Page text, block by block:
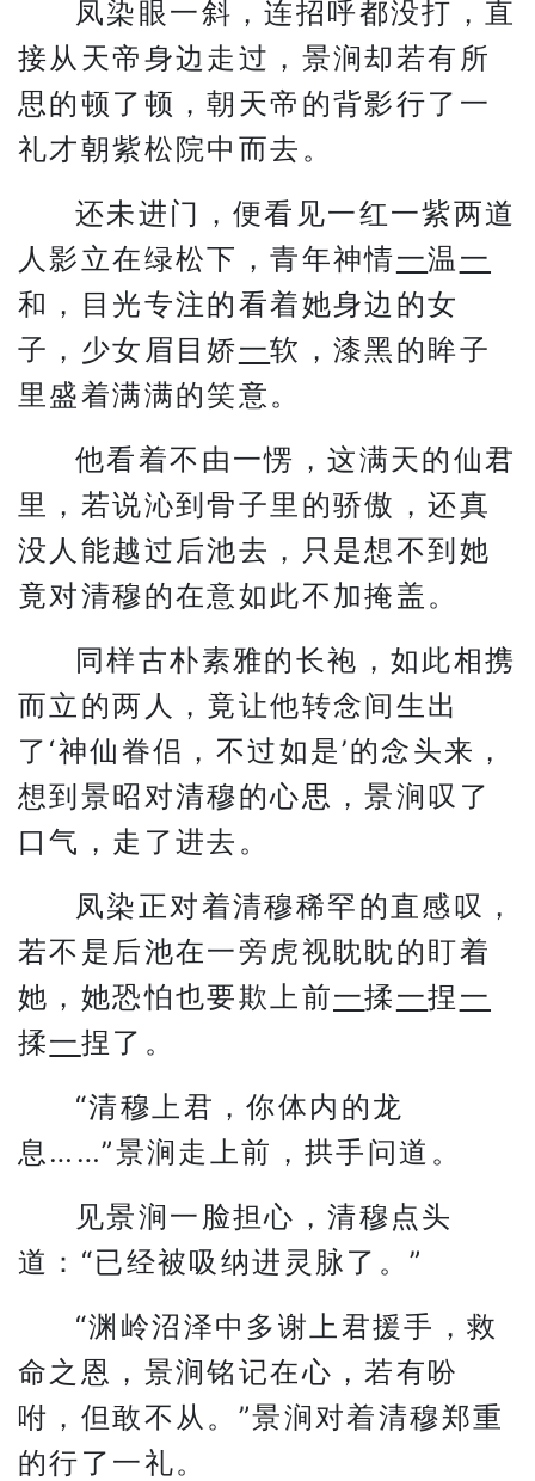
凤染眼一斜，连招呼都没打，直
接从天帝身边走过，景涧却若有所
思的顿了顿，朝天帝的背影行了一
礼才朝紫松院中而去。
还未进门，便看见一红一紫两道
人影立在绿松下，青年神情一温 一
和，目光专注的看着她身边的女
子，少女眉目娇一软，漆黑的眸子
里盛着满满的笑意。
他看着不由一愣，这满天的仙君
里，若说沁到骨子里的骄傲，还真
没人能越过后池去，只是想不到她
竟对清穆的在意如此不加掩盖。
同样古朴素雅的长袍，如此相携
而立的两人，竟让他转念间生出
了‘神仙眷侣，不过如是’的念头来，
想到景昭对清穆的心思，景涧叹了
口气，走了进去。
凤染正对着清穆稀罕的直感叹，
若不是后池在一旁虎视眈眈的盯着
她，她恐怕也要欺上前一揉一捏 一
揉一捏了。
“清穆上君，你体内的龙
息……”景涧走上前，拱手问道。
见景涧一脸担心，清穆点头
道：“已经被吸纳进灵脉了。”
“渊岭沼泽中多谢上君援手，救
命之恩，景涧铭记在心，若有吩
咐，但敢不从。”景涧对着清穆郑重
的行了一礼。